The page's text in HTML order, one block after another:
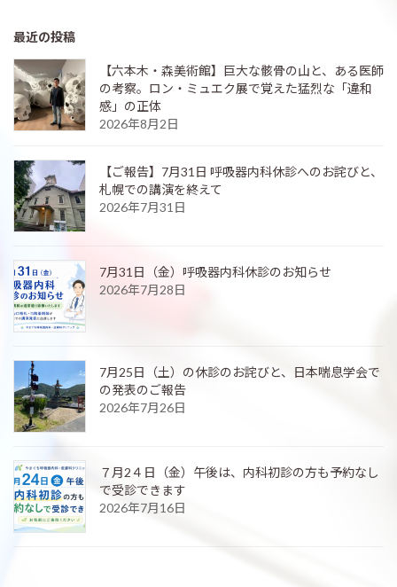
最近の投稿
【六本木・森美術館】巨大な骸骨の山と、ある医師
の考察。ロン・ミュエク展で覚えた猛烈な「違和
感」の正体
2026年8月2日
【ご報告】7月31日 呼吸器内科休診へのお詫びと、
札幌での講演を終えて
2026年7月31日
7月31日（金）呼吸器内科休診のお知らせ
2026年7月28日
7月25日（土）の休診のお詫びと、日本喘息学会で
の発表のご報告
2026年7月26日
７月2４日（金）午後は、内科初診の方も予約なし
で受診できます
2026年7月16日